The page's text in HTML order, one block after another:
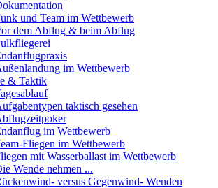
und Team im Wettbewerb
dem Abflug & beim Abflug
im Wettbewerb
& Taktik
taktisch gesehen
im Wettbewerb
Fliegen im Wettbewerb
mit Wasserballast im Wettbewerb
Wende nehmen ...
versus Gegenwind- Wenden